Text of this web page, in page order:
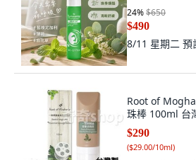
24%$650
$490
8/11 星期二 預
Root of
珠棒 100ml 台
$290
($29.00/10ml)